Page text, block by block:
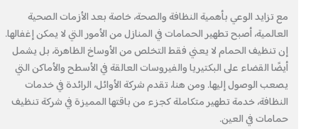
مع تزايد الوعي بأهمية النظافة والصحة، خاصة بعد الأزمات الصحية
العالمية، أصبح تطهير الحمامات في المنازل من الأمور التي لا يمكن إغفالها.
إن تنظيف الحمام لا يعني فقط التخلص من الأوساخ الظاهرة، بل يشمل
أيضًا القضاء على البكتيريا والفيروسات العالقة في الأسطح والأماكن التي
يصعب الوصول إليها. ومن هنا، تقدم شركة الأوائل، الرائدة في خدمات
النظافة، خدمة تطهير متكاملة كجزء من باقتها المميزة في شركة تنظيف
حمامات في العين.